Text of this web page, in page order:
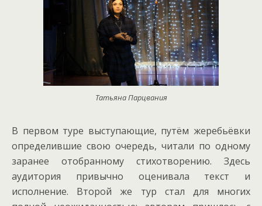
Татьяна Парцвания
В первом туре выступающие, путём жеребьёвки
определившие свою очередь, читали по одному
заранее отобранному стихотворению. Здесь
аудитория привычно оценивала текст и
исполнение. Второй же тур стал для многих